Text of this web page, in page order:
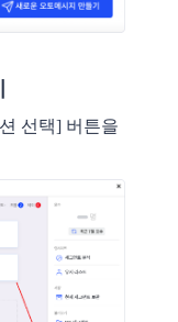
선택] 버튼을